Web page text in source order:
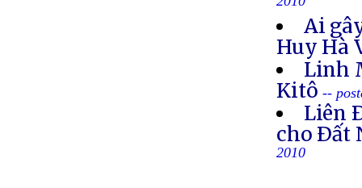
2010
Ai
Huy Hà
Linh
Kitô --
Liên
cho Ðất
2010